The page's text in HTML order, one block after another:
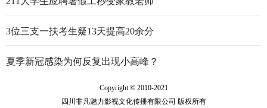
3位三支一扶考生疑13天提高20余分
夏季新冠感染为何反复出现小高峰？
Copyright © 2010-2021
四川非凡魅力影视文化传播有限公司 版权所有